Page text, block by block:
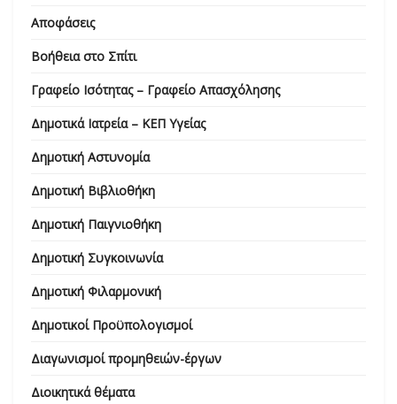
Αποφάσεις
Βοήθεια στο Σπίτι
Γραφείο Ισότητας – Γραφείο Απασχόλησης
Δημοτικά Ιατρεία – ΚΕΠ Υγείας
Δημοτική Αστυνομία
Δημοτική Βιβλιοθήκη
Δημοτική Παιγνιοθήκη
Δημοτική Συγκοινωνία
Δημοτική Φιλαρμονική
Δημοτικοί Προϋπολογισμοί
Διαγωνισμοί προμηθειών-έργων
Διοικητικά θέματα